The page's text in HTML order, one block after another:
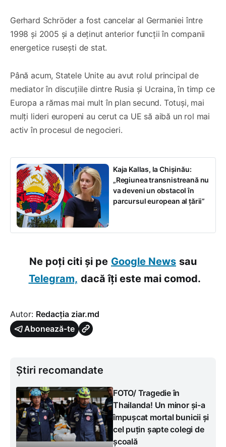
Gerhard Schröder a fost cancelar al Germaniei între
1998 și 2005 și a deținut anterior funcții în companii
energetice rusești de stat.
Până acum, Statele Unite au avut rolul principal de
mediator în discuțiile dintre Rusia și Ucraina, în timp ce
Europa a rămas mai mult în plan secund. Totuși, mai
mulți lideri europeni au cerut ca UE să aibă un rol mai
activ în procesul de negocieri.
Kaja Kallas, la Chișinău:
„Regiunea transnistreană nu
va deveni un obstacol în
parcursul european al țării”
Ne poți citi și pe Google News sau
Telegram, dacă îți este mai comod.
Autor: Redacția ziar.md
Abonează-te
Știri recomandate
FOTO/ Tragedie în
Thailanda! Un minor și-a
împușcat mortal bunicii și
cel puțin șapte colegi de
școală